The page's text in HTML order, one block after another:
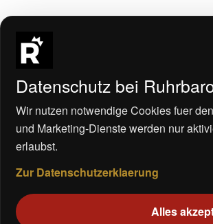
Datenschutz bei
Wir nutzen notwendige Cookies fuer
und Marketing-Dienste werden nur
erlaubst.
Zur Datenschutzerklaerung
Alles